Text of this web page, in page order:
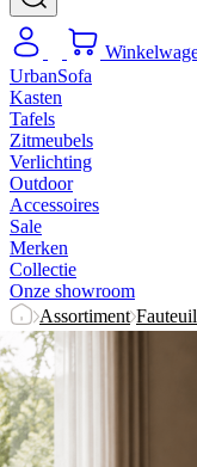
UrbanSofa
Kasten
Tafels
Zitmeubels
Verlichting
Outdoor
Accessoires
Sale
Merken
Collectie
Onze showroom
Assortiment